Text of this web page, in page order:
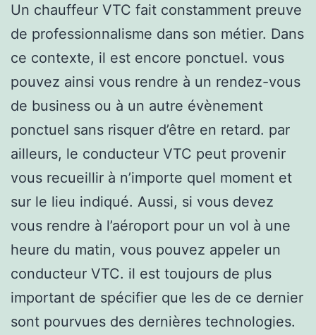
Un chauffeur VTC fait constamment preuve
de professionnalisme dans son métier. Dans
ce contexte, il est encore ponctuel. vous
pouvez ainsi vous rendre à un rendez-vous
de business ou à un autre évènement
ponctuel sans risquer d’être en retard. par
ailleurs, le conducteur VTC peut provenir
vous recueillir à n’importe quel moment et
sur le lieu indiqué. Aussi, si vous devez
vous rendre à l’aéroport pour un vol à une
heure du matin, vous pouvez appeler un
conducteur VTC. il est toujours de plus
important de spécifier que les de ce dernier
sont pourvues des dernières technologies.